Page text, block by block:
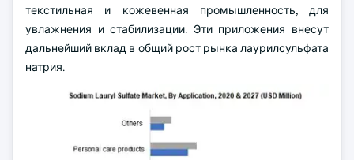
текстильная и кожевенная промышленность, для
увлажнения и стабилизации. Эти приложения внесут
дальнейший вклад в общий рост рынка лаурилсульфата
натрия.